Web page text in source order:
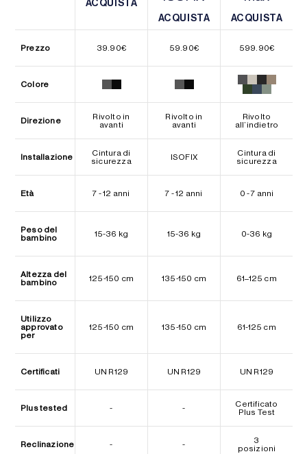
ACQUISTA
ACQUISTA
ACQUISTA
ACQUISTA
ACQUISTA
Prezzo 39.90€ 59.90€ 599.90€
Colore
Direzione
Rivolto in
avanti
Rivolto in
avanti
Rivolto
all’indietro
Installazione
Cintura di
sicurezza
ISOFIX
Cintura di
sicurezza
Età 7 - 12 anni 7 - 12 anni 0 - 7 anni
Peso del
bambino
15-36 kg 15-36 kg 0-36 kg
Altezza del
bambino
125-150 cm 135-150 cm 61–125 cm
Utilizzo
approvato
per
125-150 cm 135-150 cm 61-125 cm
Certificati UN R129 UN R129 UN R129
Plus tested - -
Certificato
Plus Test
Reclinazione - -
3
posizioni